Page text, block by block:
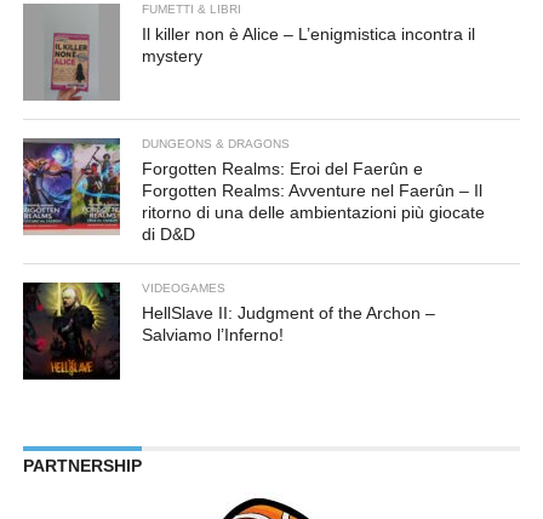
FUMETTI & LIBRI
Il killer non è Alice – L’enigmistica incontra il
mystery
DUNGEONS & DRAGONS
Forgotten Realms: Eroi del Faerûn e
Forgotten Realms: Avventure nel Faerûn – Il
ritorno di una delle ambientazioni più giocate
di D&D
VIDEOGAMES
HellSlave II: Judgment of the Archon –
Salviamo l’Inferno!
PARTNERSHIP